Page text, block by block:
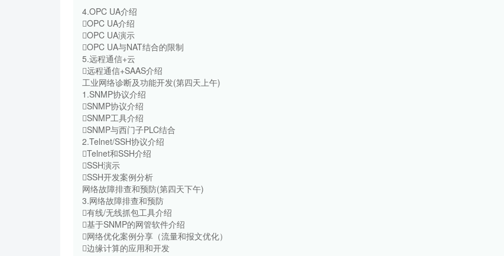
4.OPC UA介绍
OPC UA介绍
OPC UA演示
OPC UA与NAT结合的限制
5.远程通信+云
远程通信+SAAS介绍
工业网络诊断及功能开发(第四天上午)
1.SNMP协议介绍
SNMP协议介绍
SNMP工具介绍
SNMP与西门子PLC结合
2.Telnet/SSH协议介绍
Telnet和SSH介绍
SSH演示
SSH开发案例分析
网络故障排查和预防(第四天下午)
3.网络故障排查和预防
有线/无线抓包工具介绍
基于SNMP的网管软件介绍
网络优化案例分享（流量和报文优化）
边缘计算的应用和开发